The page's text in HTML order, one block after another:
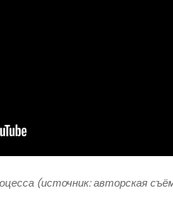
(источник: авторская